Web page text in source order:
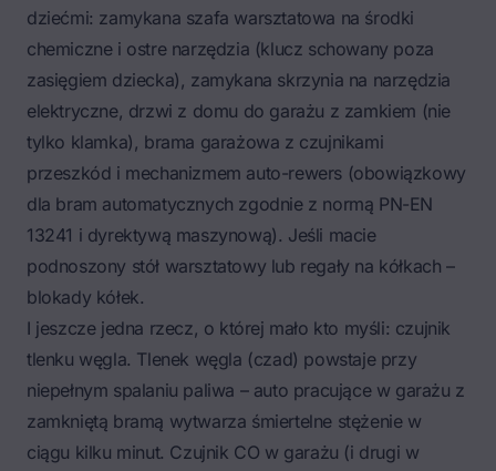
dziećmi: zamykana szafa warsztatowa na środki
chemiczne i ostre narzędzia (klucz schowany poza
zasięgiem dziecka), zamykana skrzynia na narzędzia
elektryczne, drzwi z domu do garażu z zamkiem (nie
tylko klamka), brama garażowa z czujnikami
przeszkód i mechanizmem auto-rewers (obowiązkowy
dla bram automatycznych zgodnie z normą PN-EN
13241 i dyrektywą maszynową). Jeśli macie
podnoszony stół warsztatowy lub regały na kółkach –
blokady kółek.
I jeszcze jedna rzecz, o której mało kto myśli: czujnik
tlenku węgla. Tlenek węgla (czad) powstaje przy
niepełnym spalaniu paliwa – auto pracujące w garażu z
zamkniętą bramą wytwarza śmiertelne stężenie w
ciągu kilku minut. Czujnik CO w garażu (i drugi w